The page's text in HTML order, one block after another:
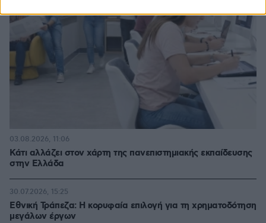
Κάτι αλλάζει στον χάρτη της πανεπιστημιακής εκπαίδευσης
στην Ελλάδα
03.08.2026, 11:06
Εθνική Τράπεζα: Η κορυφαία επιλογή για τη χρηματοδότηση
μεγάλων έργων
30.07.2026, 15:25